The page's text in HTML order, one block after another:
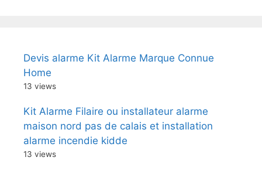
Devis alarme Kit Alarme Marque Connue
Home
13 views
Kit Alarme Filaire ou installateur alarme
maison nord pas de calais et installation
alarme incendie kidde
13 views